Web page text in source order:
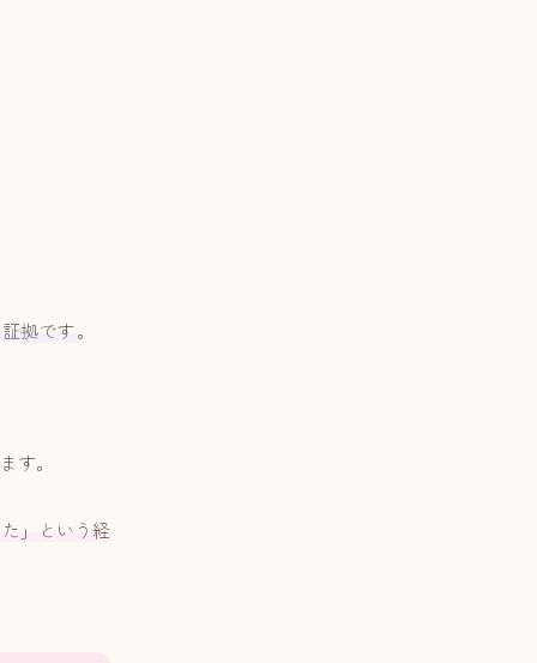
拠です。
す。
」という経